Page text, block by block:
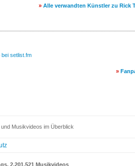
» Alle verwandten Künstler zu Rick
setlist.fm
»
Musikvideos im Überblick
2.201.521 Musikvideos